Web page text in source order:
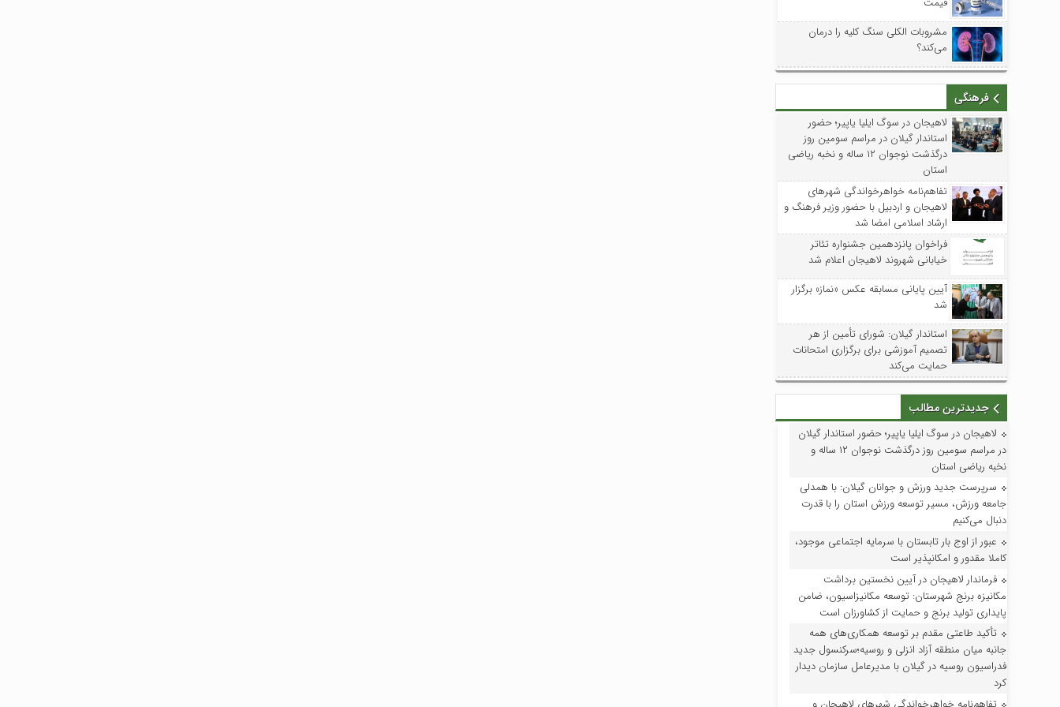
مشروبات الکلی سنگ کلیه را درمان
می‌کند؟
فرهنگی
لاهیجان در سوگ ایلیا یاپیر؛ حضور
استاندار گیلان در مراسم سومین روز
درگذشت نوجوان ۱۲ ساله و نخبه ریاضی
استان
تفاهم‌نامه خواهرخواندگی شهرهای
لاهیجان و اردبیل با حضور وزیر فرهنگ و
ارشاد اسلامی امضا شد
فراخوان پانزدهمین جشنواره تئاتر
خیابانی شهروند لاهیجان اعلام شد
آیین پایانی مسابقه عکس «نماز» برگزار
شد
استاندار گیلان: شورای تأمین از هر
تصمیم آموزشی برای برگزاری امتحانات
حمایت می‌کند
جدیدترین مطالب
لاهیجان در سوگ ایلیا یاپیر؛ حضور استاندار گیلان
در مراسم سومین روز درگذشت نوجوان ۱۲ ساله و
نخبه ریاضی استان
سرپرست جدید ورزش و جوانان گیلان: با همدلی
جامعه ورزش، مسیر توسعه ورزش استان را با قدرت
دنبال می‌کنیم
عبور از اوج بار تابستان با سرمایه اجتماعی موجود،
کاملا مقدور و امکانپذیر است
فرماندار لاهیجان در آیین نخستین برداشت
مکانیزه برنج شهرستان: توسعه مکانیزاسیون، ضامن
پایداری تولید برنج و حمایت از کشاورزان است
تأکید طاعتی مقدم بر توسعه همکاری‌های همه
جانبه میان منطقه آزاد انزلی و روسیه؛سرکنسول جدید
فدراسیون روسیه در گیلان با مدیرعامل سازمان دیدار
کرد